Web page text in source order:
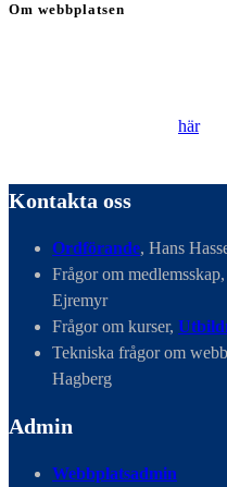
Om webbplatsen
här.
Kontakta oss
Ordförande, Hans
Frågor om medlemsskap,
Ejremyr
Frågor om kurser,
Tekniska frågor om
Hagberg
Admin
Webbplatsadmin